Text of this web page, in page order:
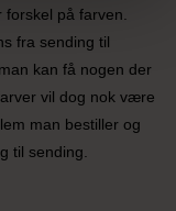
på farven.
fra sending til
kan få nogen der
vil dog nok være
man bestiller og
til sending.